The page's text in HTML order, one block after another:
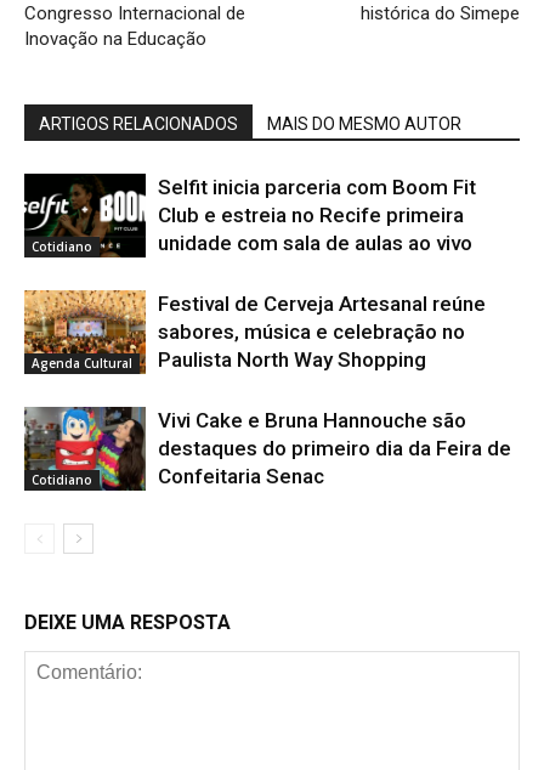
Congresso Internacional de
Inovação na Educação
histórica do Simepe
ARTIGOS RELACIONADOS MAIS DO MESMO AUTOR
Cotidiano
Selfit inicia parceria com Boom Fit
Club e estreia no Recife primeira
unidade com sala de aulas ao vivo
Agenda Cultural
Festival de Cerveja Artesanal reúne
sabores, música e celebração no
Paulista North Way Shopping
Cotidiano
Vivi Cake e Bruna Hannouche são
destaques do primeiro dia da Feira de
Confeitaria Senac
DEIXE UMA RESPOSTA